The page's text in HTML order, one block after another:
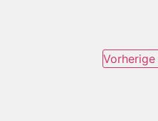
Vorherige